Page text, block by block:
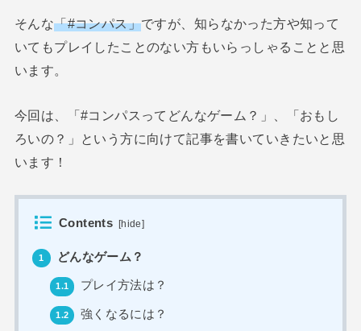
そんな「#コンパス」ですが、知らなかった方や知って
いてもプレイしたことのない方もいらっしゃることと思
います。
今回は、「#コンパスってどんなゲーム？」、「おもし
ろいの？」という方に向けて記事を書いていきたいと思
います！
Contents [hide]
1 どんなゲーム？
1.1 プレイ方法は？
1.2 強くなるには？